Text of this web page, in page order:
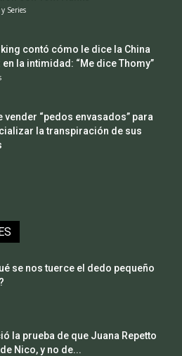
Series
contó cómo le dice la China
en la intimidad: “Me dice Thomy”
vender “pedos envasados” para
la transpiración de sus
se nos tuerce el dedo pequeño
la prueba de que Juana Repetto
Nico, y no de...